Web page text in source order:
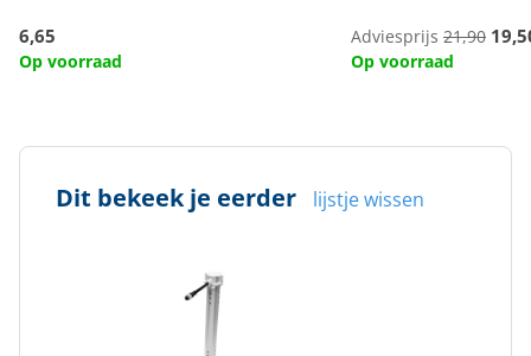
6,65
Op voorraad
Adviesprijs 21,90
Op voorraad
Dit bekeek je eerder lijstje wissen